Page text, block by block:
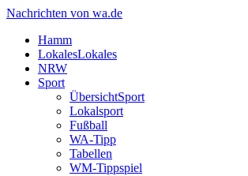
Nachrichten von wa.de
Hamm
LokalesLokales
NRW
Sport
ÜbersichtSport
Lokalsport
Fußball
WA-Tipp
Tabellen
WM-Tippspiel